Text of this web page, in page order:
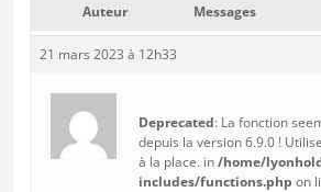
Auteur Messages
21 mars 2023 à 12h33
Deprecated: La fonction
depuis la version 6.9.0 !
à la place. in/home/
includes/functions.php on